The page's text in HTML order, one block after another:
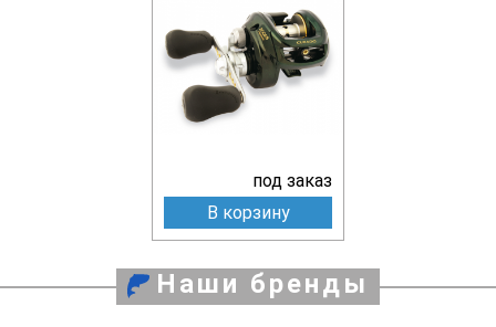
под заказ
В корзину
Наши бренды